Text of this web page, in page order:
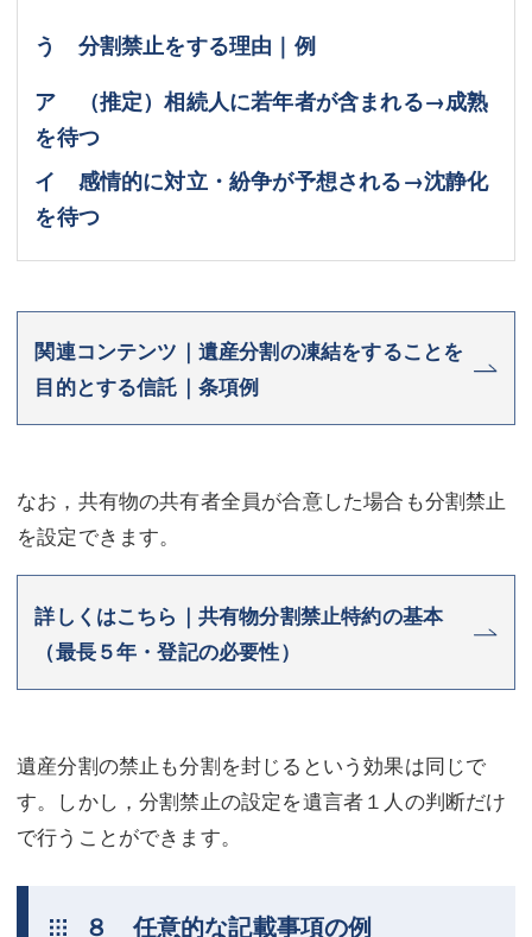
う 分割禁止をする理由｜例
ア （推定）相続人に若年者が含まれる→成熟
を待つ
イ 感情的に対立・紛争が予想される→沈静化
を待つ
関連コンテンツ｜遺産分割の凍結をすることを
目的とする信託｜条項例
なお，共有物の共有者全員が合意した場合も分割禁止
を設定できます。
詳しくはこちら｜共有物分割禁止特約の基本
（最長５年・登記の必要性）
遺産分割の禁止も分割を封じるという効果は同じで
す。しかし，分割禁止の設定を遺言者１人の判断だけ
で行うことができます。
８ 任意的な記載事項の例